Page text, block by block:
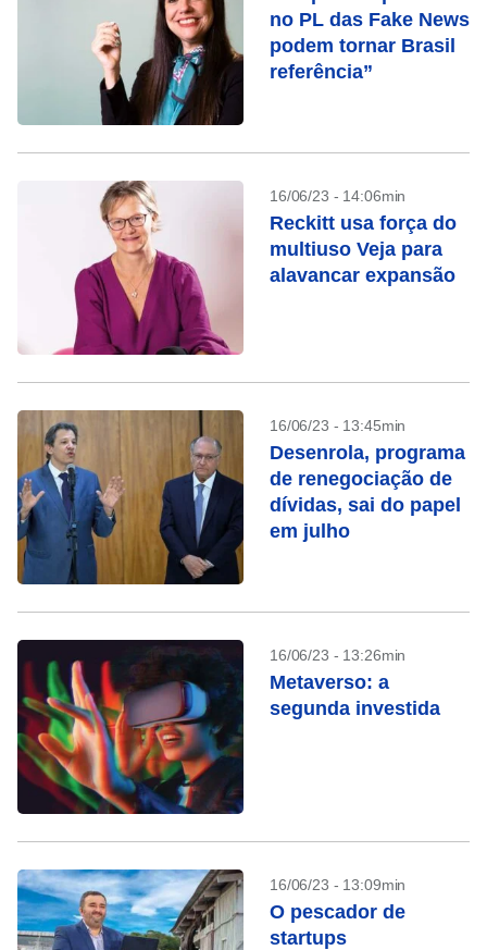
no PL das Fake News
podem tornar Brasil
referência”
16/06/23 - 14:06min
Reckitt usa força do
multiuso Veja para
alavancar expansão
16/06/23 - 13:45min
Desenrola, programa
de renegociação de
dívidas, sai do papel
em julho
16/06/23 - 13:26min
Metaverso: a
segunda investida
16/06/23 - 13:09min
O pescador de
startups